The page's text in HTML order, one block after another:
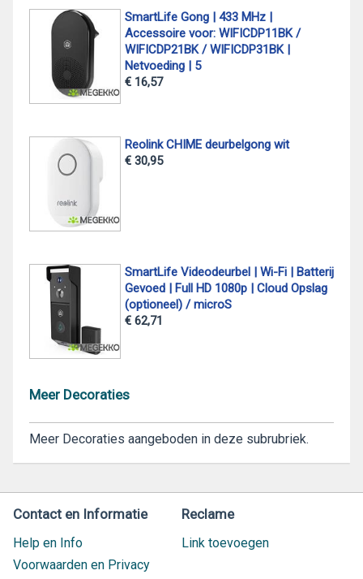
SmartLife Gong | 433 MHz |
Accessoire voor: WIFICDP11BK /
WIFICDP21BK / WIFICDP31BK |
Netvoeding | 5
€ 16,57
Reolink CHIME deurbelgong wit
€ 30,95
SmartLife Videodeurbel | Wi-Fi | Batterij
Gevoed | Full HD 1080p | Cloud Opslag
(optioneel) / microS
€ 62,71
Meer Decoraties
Meer Decoraties aangeboden in deze subrubriek.
Contact en Informatie
Help en Info
Voorwaarden en Privacy
Reclame
Link toevoegen